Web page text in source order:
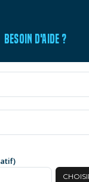
BESOIN D'AIDE ?